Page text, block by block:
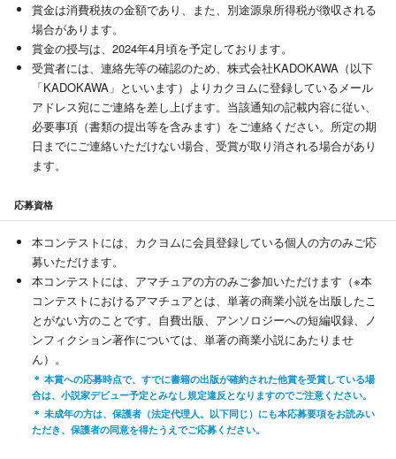
賞金は消費税抜の金額であり、また、別途源泉所得税が徴収される
場合があります。
賞金の授与は、2024年4月頃を予定しております。
受賞者には、連絡先等の確認のため、株式会社KADOKAWA（以下
「KADOKAWA」といいます）よりカクヨムに登録しているメール
アドレス宛にご連絡を差し上げます。当該通知の記載内容に従い、
必要事項（書類の提出等を含みます）をご連絡ください。所定の期
日までにご連絡いただけない場合、受賞が取り消される場合があり
ます。
応募資格
本コンテストには、カクヨムに会員登録している個人の方のみご応
募いただけます。
本コンテストには、アマチュアの方のみご参加いただけます（※本
コンテストにおけるアマチュアとは、単著の商業小説を出版したこ
とがない方のことです。自費出版、アンソロジーへの短編収録、ノ
ンフィクション著作については、単著の商業小説にあたりませ
ん）。
本賞への応募時点で、すでに書籍の出版が確約された他賞を受賞している場
合は、小説家デビュー予定とみなし規定違反となりますのでご注意ください。
未成年の方は、保護者（法定代理人。以下同じ）にも本応募要項をお読みい
ただき、保護者の同意を得たうえでご応募ください。